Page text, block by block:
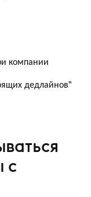
компании
дедлайнов"
с